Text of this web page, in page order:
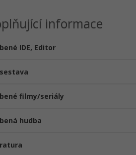
informace
IDE, Editor
filmy/seriály
hudba